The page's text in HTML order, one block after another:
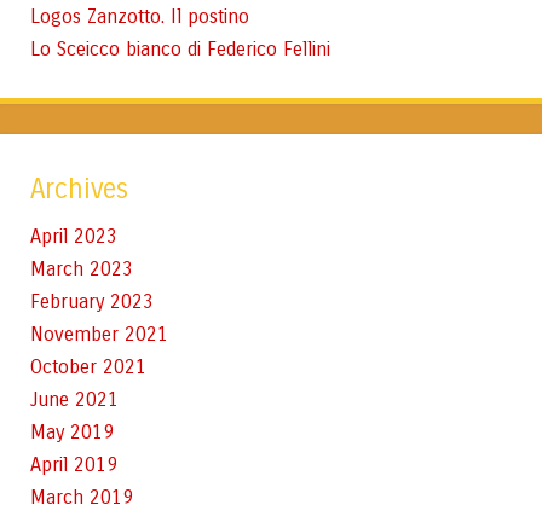
Logos Zanzotto. Il postino
Lo Sceicco bianco di Federico Fellini
Archives
April 2023
March 2023
February 2023
November 2021
October 2021
June 2021
May 2019
April 2019
March 2019